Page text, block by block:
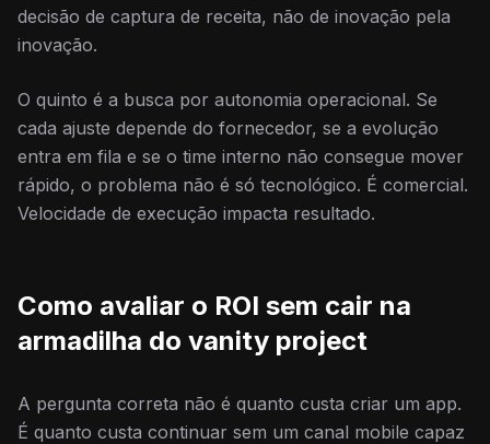
decisão de captura de receita, não de inovação pela
inovação.
O quinto é a busca por autonomia operacional. Se
cada ajuste depende do fornecedor, se a evolução
entra em fila e se o time interno não consegue mover
rápido, o problema não é só tecnológico. É comercial.
Velocidade de execução impacta resultado.
Como avaliar o ROI sem cair na
armadilha do vanity project
A pergunta correta não é quanto custa criar um app.
É quanto custa continuar sem um canal mobile capaz